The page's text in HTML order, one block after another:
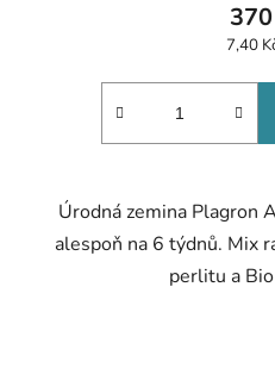
Měrná
7,40
Úrodná zemina Plagron
alespoň na 6 týdnů. Mix
perlitu a